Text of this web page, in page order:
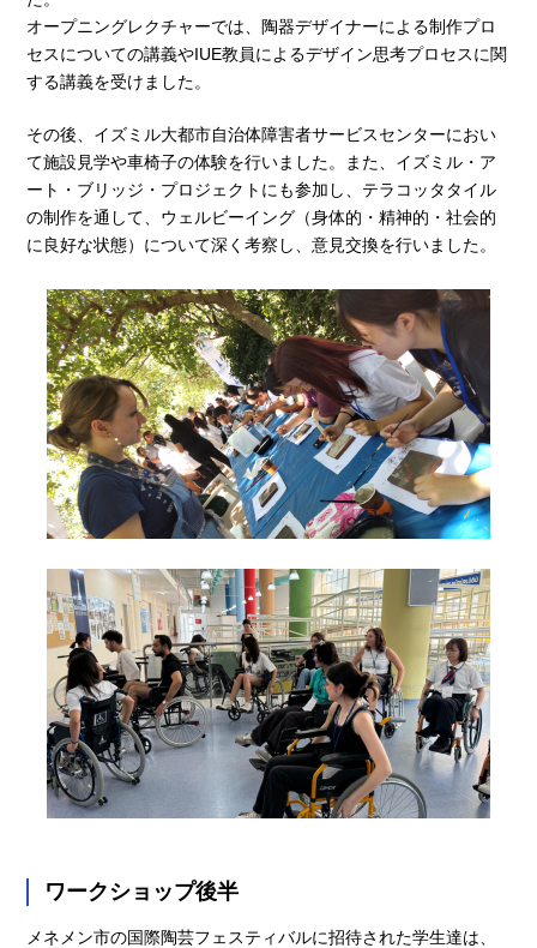
オープニングレクチャーでは、陶器デザイナーによる制作プロ
セスについての講義やIUE教員によるデザイン思考プロセスに関
する講義を受けました。
その後、イズミル大都市自治体障害者サービスセンターにおい
て施設見学や車椅子の体験を行いました。また、イズミル・ア
ート・ブリッジ・プロジェクトにも参加し、テラコッタタイル
の制作を通して、ウェルビーイング（身体的・精神的・社会的
に良好な状態）について深く考察し、意見交換を行いました。
ワークショップ後半
メネメン市の国際陶芸フェスティバルに招待された学生達は、